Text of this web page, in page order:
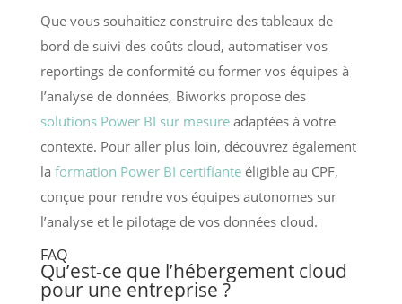
Que vous souhaitiez construire des tableaux de
bord de suivi des coûts cloud, automatiser vos
reportings de conformité ou former vos équipes à
l’analyse de données, Biworks propose des
solutions Power BI sur mesureadaptées à votre
contexte. Pour aller plus loin, découvrez également
la formation Power BI certifianteéligible au CPF,
conçue pour rendre vos équipes autonomes sur
l’analyse et le pilotage de vos données cloud.
FAQ
Qu’est-ce que l’hébergement cloud
pour une entreprise ?